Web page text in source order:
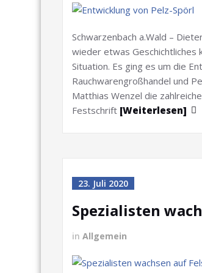
Schwarzenbach a.Wald –
wieder etwas Geschichtliches
Situation. Es ging es um die
Rauchwarengroßhandel und
Matthias Wenzel die
Festschrift [Weiterlesen]
23. Juli 2020
Spezialisten
in Allgemein